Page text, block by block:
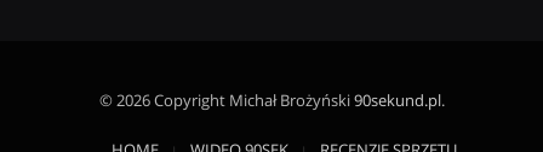
© 2026 Copyright Michał Brożyński90sekund.pl.